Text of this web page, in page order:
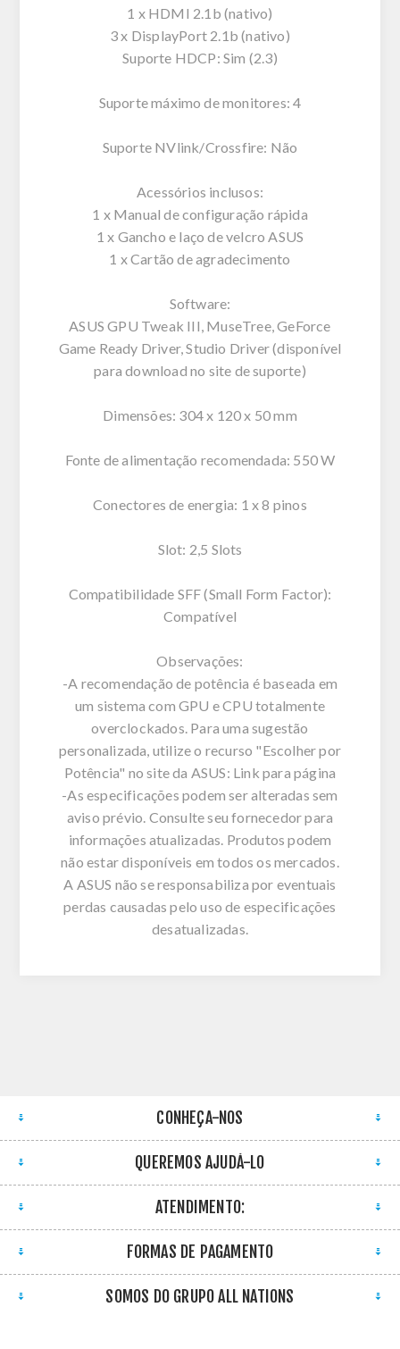
1 x HDMI 2.1b (nativo)
3 x DisplayPort 2.1b (nativo)
Suporte HDCP: Sim (2.3)
Suporte máximo de monitores: 4
Suporte NVlink/Crossfire: Não
Acessórios inclusos:
1 x Manual de configuração rápida
1 x Gancho e laço de velcro ASUS
1 x Cartão de agradecimento
Software:
ASUS GPU Tweak III, MuseTree, GeForce
Game Ready Driver, Studio Driver (disponível
para download no site de suporte)
Dimensões: 304 x 120 x 50 mm
Fonte de alimentação recomendada: 550 W
Conectores de energia: 1 x 8 pinos
Slot: 2,5 Slots
Compatibilidade SFF (Small Form Factor):
Compatível
Observações:
-A recomendação de potência é baseada em
um sistema com GPU e CPU totalmente
overclockados. Para uma sugestão
personalizada, utilize o recurso "Escolher por
Potência" no site da ASUS: Link para página
-As especificações podem ser alteradas sem
aviso prévio. Consulte seu fornecedor para
informações atualizadas. Produtos podem
não estar disponíveis em todos os mercados.
A ASUS não se responsabiliza por eventuais
perdas causadas pelo uso de especificações
desatualizadas.
CONHEÇA-NOS
QUEREMOS AJUDÁ-LO
ATENDIMENTO:
FORMAS DE PAGAMENTO
SOMOS DO GRUPO ALL NATIONS